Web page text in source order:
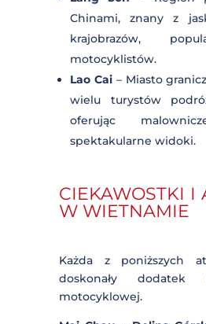
Buon Ma Thuot –
kawy, otoczone
zamieszkane przez
etniczne. Świetne
offroadowe przygody.
Regiony przygraniczne
Lang Son– Region
krajobrazów,
motocyklistów.
Sapy, oferując
spektakularne widoki.